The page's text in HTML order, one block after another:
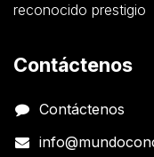
reconocido prestigio
Contáctenos
Contáctenos